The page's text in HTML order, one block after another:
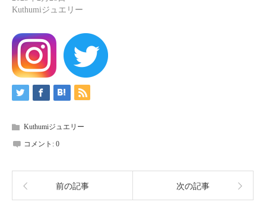
Kuthumiジュエリー
Kuthumiジュエリー
コメント: 0
前の記事 次の記事